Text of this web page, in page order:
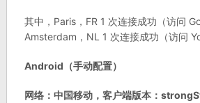
其中，Paris，FR 1 次连接成功（访问
Amsterdam，NL 1 次连接成功（访问
Android（手动配置）
网络：中国移动，客户端版本：